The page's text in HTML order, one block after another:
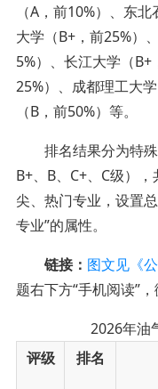
（A，前10%）、东
大学（B+，前25%）
5%）、长江大学（
25%）、成都理工大
（B，前50%）等。
排名结果分为特
B+、B、C+、C级）
尖、热门专业，设置
专业”的属性。
链接： 图文见《
题右下方“手机阅读”
2026年油
评级
排名